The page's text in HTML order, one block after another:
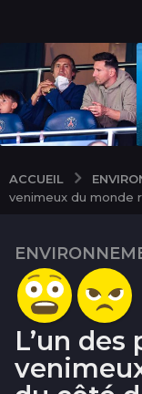
ACCUEIL
venimeux du monde
1
0
a
1
L’un des